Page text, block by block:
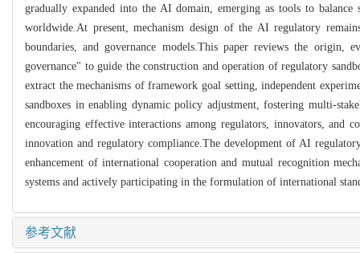
gradually expanded into the AI domain, emerging as tools to balance
worldwide.At present, mechanism design of the AI regulatory
boundaries, and governance models.This paper reviews the
governance" to guide the construction and operation of regulatory
extract the mechanisms of framework goal setting, independent
sandboxes in enabling dynamic policy adjustment, fostering multi-
encouraging effective interactions among regulators, innovators, and
innovation and regulatory compliance.The development of AI
enhancement of international cooperation and mutual recognition
systems and actively participating in the formulation of international
参考文献